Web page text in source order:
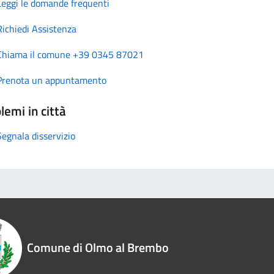
Assistenza
il comune +39 0345 87021
un appuntamento
in città
disservizio
Comune di Olmo al Brembo